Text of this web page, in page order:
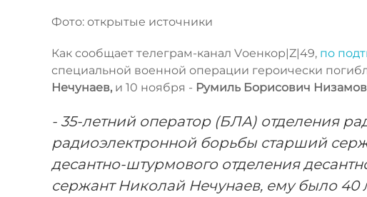
Фото: открытые источники
Как сообщает телеграм-канал Vоенкор|Z|49, по
специальной военной операции героически
Нечунаев, и 10 ноября - Румиль Борисович Низамов
- 35-летний оператор (БЛА) отделения
радиоэлектронной борьбы старший
десантно-штурмового отделения
сержант Николай Нечунаев, ему было 40